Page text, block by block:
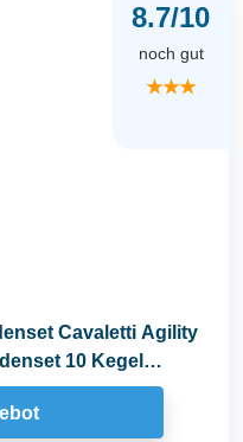
8.7/10
noch gut
★★★
Cavaletti Agility
10 Kegel